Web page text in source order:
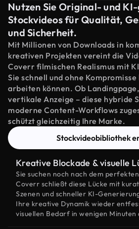
Nutzen Sie Original- und
Stockvideos für Qualität,
und Sicherheit.
Mit Millionen von Downloads in
kreativen Projekten vereint die
Coverr filmischen Realismus mit
Sie schnell und ohne
arbeiten können. Ob
vertikale Anzeige – diese hybride
moderne Content-Workflows
schützt gleichzeitig Ihre Marke.
Stockvideobibliothek
Kreative Blockade & visuelle
Sie suchen noch nach dem
Coverr schließt diese Lücke mit
Szenen und schneller KI-
Ihre kreative Dynamik wieder
visuellen Bedarf in wenigen Minuten